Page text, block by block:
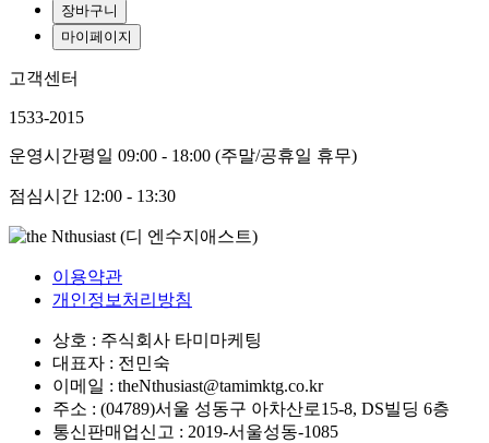
장바구니
마이페이지
고객센터
1533-2015
운영시간평일 09:00 - 18:00 (주말/공휴일 휴무)
점심시간 12:00 - 13:30
이용약관
개인정보처리방침
상호 : 주식회사 타미마케팅
대표자 : 전민숙
이메일 : theNthusiast@tamimktg.co.kr
주소 : (04789)서울 성동구 아차산로15-8, DS빌딩 6층
통신판매업신고 : 2019-서울성동-1085